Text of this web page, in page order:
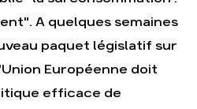
thématiques
Climat – Énergie
A quelques semaines
paquet législatif sur
Européenne doit
efficace de